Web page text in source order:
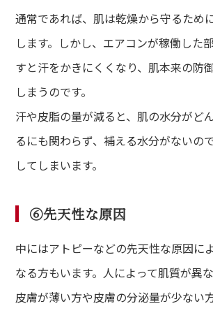
通常であれば、肌は乾燥から守るため
します。しかし、エアコンが稼働した
すと汗をかきにくくなり、肌本来の防
しまうのです。
汗や皮脂の量が減ると、肌の水分がど
るにも関わらず、補える水分がないの
してしまいます。
⑥先天性な原因
中にはアトピーなどの先天性な原因に
なる方もいます。人によって肌質が異
皮膚が薄い方や皮膚の分泌量が少ない